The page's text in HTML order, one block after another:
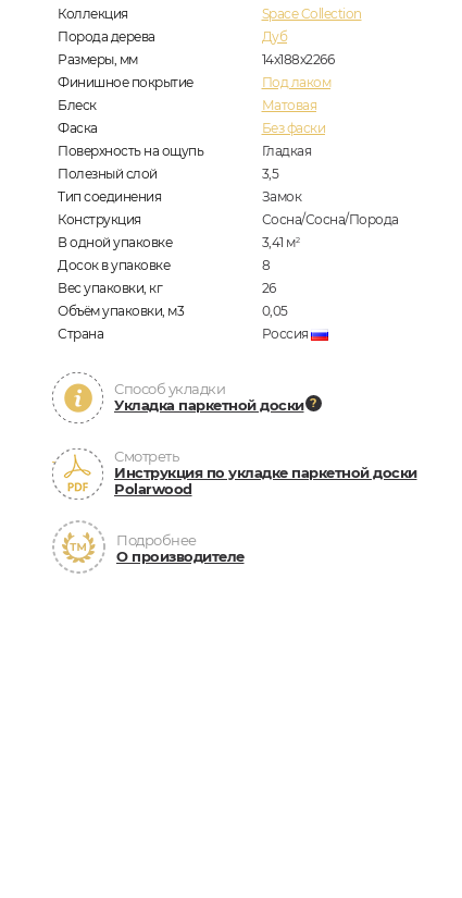
Коллекция
Space Collection
Порода дерева
Дуб
Размеры, мм
14х188х2266
Финишное покрытие
Под лаком
Блеск
Матовая
Фаска
Без фаски
Поверхность на ощупь
Гладкая
Полезный слой
3,5
Тип соединения
Замок
Конструкция
Сосна/Сосна/Порода
В одной упаковке
3,41 м2
Досок в упаковке
8
Вес упаковки, кг
26
Объём упаковки, м3
0,05
Страна
Россия
Способ укладки
Укладка паркетной доски
Смотреть
Инструкция по укладке паркетной доски
Polarwood
Подробнее
О производителе